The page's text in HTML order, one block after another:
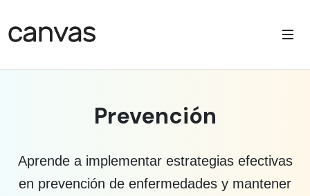
Prevención
Aprende a implementar estrategias efectivas
en prevención de enfermedades y mantener